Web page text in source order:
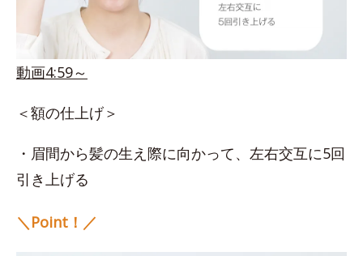
動画4:59～
＜額の仕上げ＞
・眉間から髪の生え際に向かって、左右交互に5回
引き上げる
＼Point！／